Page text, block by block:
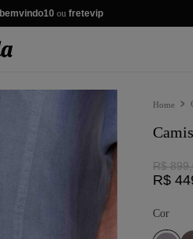
bemvindo10 ou fretevip
R$ 899,
R$
Cor